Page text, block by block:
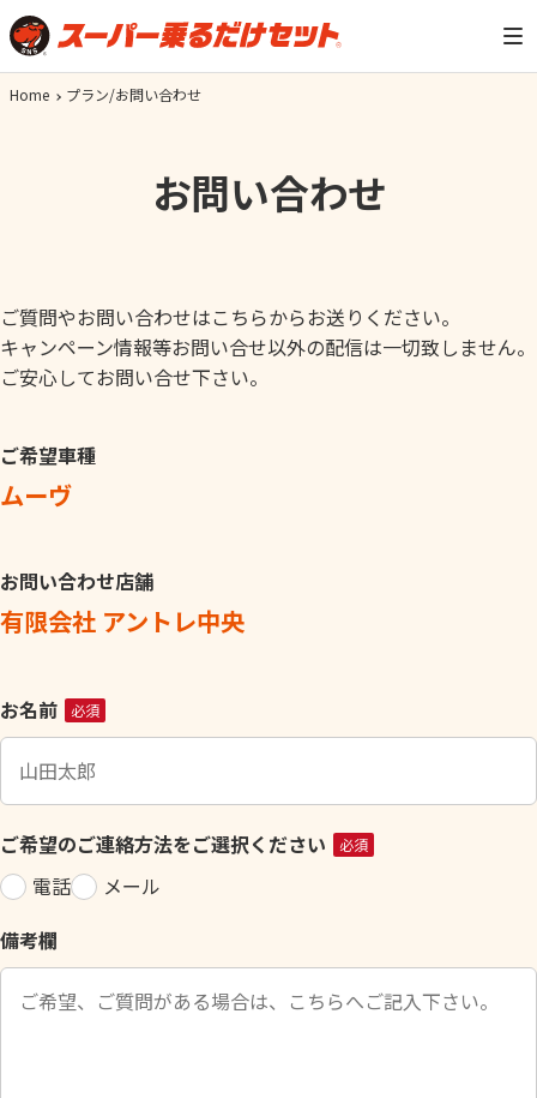
Home プラン/お問い合わせ
お問い合わせ
ご質問やお問い合わせはこちらからお送りください。
キャンペーン情報等お問い合せ以外の配信は一切致しません。
ご安心してお問い合せ下さい。
ご希望車種
ムーヴ
お問い合わせ店舗
有限会社 アントレ中央
こ
の
ィ
ー
ル
ド
空
の
お名前 必須
ご希望のご連絡方法をご選択ください 必須
電話
メール
備考欄